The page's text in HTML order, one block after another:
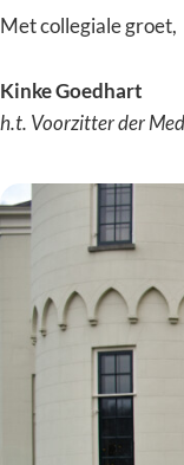
Met collegiale groet,
Kinke Goedhart
h.t. Voorzitter der